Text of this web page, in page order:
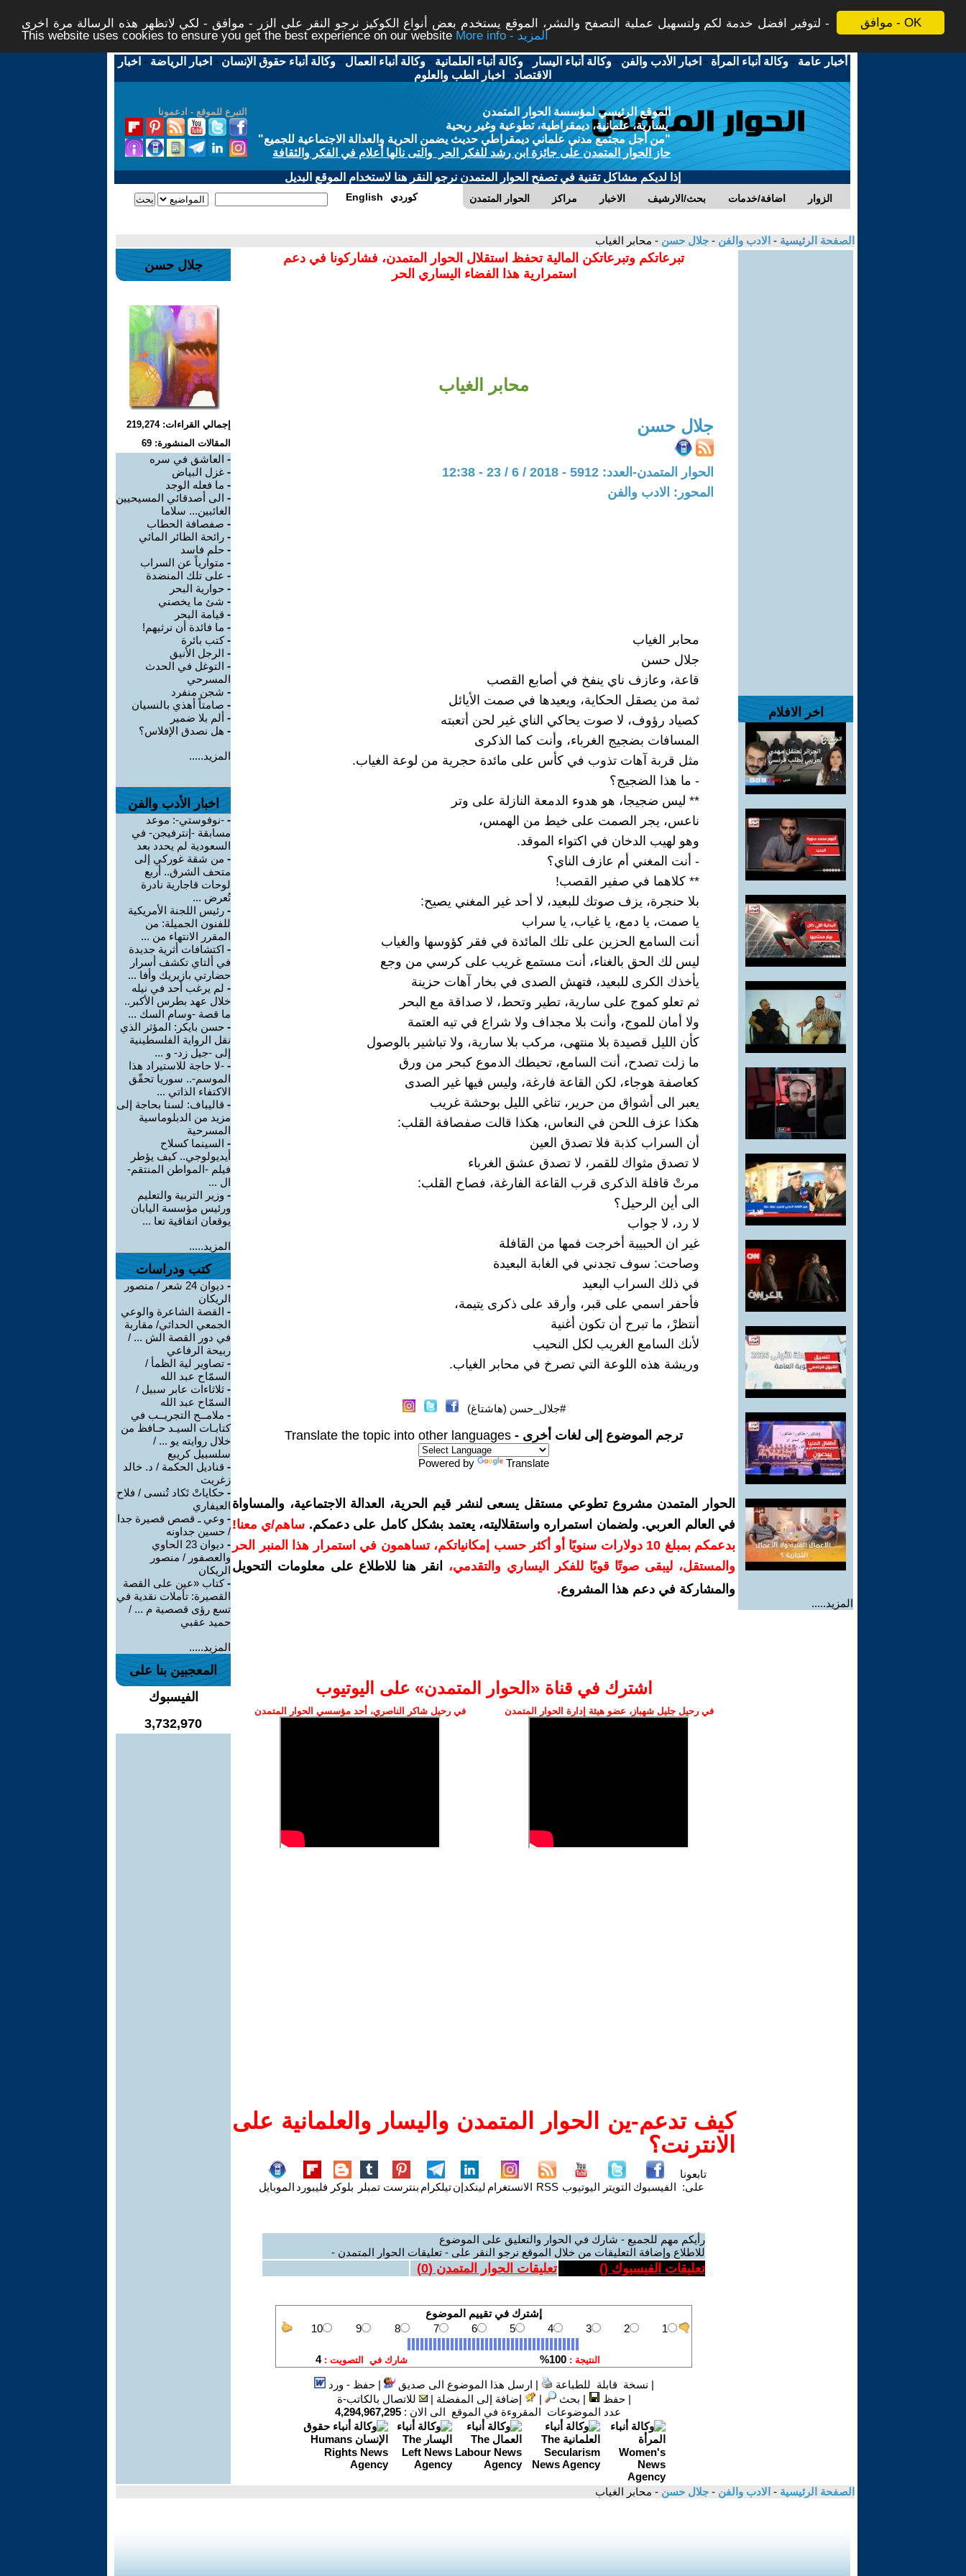
موافق - OK
لتوفير افضل خدمة لكم ولتسهيل عملية التصفح والنشر، الموقع يستخدم بعض أنواع الكوكيز نرجو النقر على الزر - موافق - لكي لاتظهر هذه الرسالة مرة اخرى -
This website uses cookies to ensure you get the best experience on our website
More info - المزيد
أخبار عامة -وكالة أنباء المرأة - اخبار الأدب والفن -وكالة أنباء اليسار -وكالة أنباء العلمانية -وكالة أنباء العمال -وكالة أنباء حقوق الإنسان - اخبار الرياضة - اخبار
الاقتصاد - اخبار الطب والعلوم
التبرع للموقع - ادعمونا
الموقع الرئيسي لمؤسسة الحوار المتمدن
يسارية، علمانية، ديمقراطية، تطوعية وغير ربحية
"من أجل مجتمع مدني علماني ديمقراطي حديث يضمن الحرية والعدالة الاجتماعية للجميع"
حاز الحوار المتمدن على جائزة ابن رشد للفكر الحر والتى نالها أعلام في الفكر والثقافة
إذا لديكم مشاكل تقنية في تصفح الحوار المتمدن نرجو النقر هنا لاستخدام الموقع البديل
الحوار المتمدن مراكز الاخبار بحث/الارشيف اضافة/خدمات الزوار English كوردي
الصفحة الرئيسية - الادب والفن - جلال حسن - محابر الغياب
اخر الافلام
المزيد.....
تبرعاتكم وتبرعاتكن المالية تحفظ استقلال الحوار المتمدن، فشاركونا في دعم
استمرارية هذا الفضاء اليساري الحر
محابر الغياب
جلال حسن
الحوار المتمدن-العدد: 5912 - 2018 / 6 / 23 - 12:38
المحور: الادب والفن
محابر الغياب
جلال حسن
قاعة، وعازف ناي ينفخ في أصابع القصب
ثمة من يصقل الحكاية، ويعيدها في صمت الأيائل
كصياد رؤوف، لا صوت يحاكي الناي غير لحن أتعبته
المسافات بضجيج الغرباء، وأنت كما الذكرى
مثل قربة آهات تذوب في كأس على مائدة حجرية من لوعة الغياب.
- ما هذا الضجيج؟
** ليس ضجيجا، هو هدوء الدمعة النازلة على وتر
ناعس، يجر الصمت على خيط من الهمس،
وهو لهيب الدخان في اكتواء الموقد.
- أنت المغني أم عازف الناي؟
** كلاهما في صفير القصب!
بلا حنجرة، يزف صوتك للبعيد، لا أحد غير المغني يصيح:
يا صمت، يا دمع، يا غياب، يا سراب
أنت السامع الحزين على تلك المائدة في فقر كؤوسها والغياب
ليس لك الحق بالغناء، أنت مستمع غريب على كرسي من وجع
يأخذك الكرى للبعيد، فتهش الصدى في بخار آهات حزينة
ثم تعلو كموج على سارية، تطير وتحط، لا صداقة مع البحر
ولا أمان للموج، وأنت بلا مجداف ولا شراع في تيه العتمة
كأن الليل قصيدة بلا منتهى، مركب بلا سارية، ولا تباشير بالوصول
ما زلت تصدح، أنت السامع، تحيطك الدموع كبحر من ورق
كعاصفة هوجاء، لكن القاعة فارغة، وليس فيها غير الصدى
يعبر الى أشواق من حرير، تناغي الليل بوحشة غريب
هكذا عزف اللحن في النعاس، هكذا قالت صفصافة القلب:
أن السراب كذبة فلا تصدق العين
لا تصدق مثواك للقمر، لا تصدق عشق الغرباء
مرتْ قافلة الذكرى قرب القاعة الفارغة، فصاح القلب:
الى أين الرحيل؟
لا رد، لا جواب
غير ان الحبيبة أخرجت فمها من القافلة
وصاحت: سوف تجدني في الغابة البعيدة
في ذلك السراب البعيد
فأحفر اسمي على قبر، وأرقد على ذكرى يتيمة،
أنتظرْ، ما تبرح أن تكون أغنية
لأنك السامع الغريب لكل النحيب
وريشة هذه اللوعة التي تصرخ في محابر الغياب.
#جلال_حسن (هاشتاغ)
ترجم الموضوع إلى لغات أخرى - Translate the topic into other languages
Powered by Translate
الحوار المتمدن مشروع تطوعي مستقل يسعى لنشر قيم الحرية، العدالة الاجتماعية، والمساواة
في العالم العربي. ولضمان استمراره واستقلاليته، يعتمد بشكل كامل على دعمكم. ساهم/ي معنا!
بدعمكم بمبلغ 10 دولارات سنويًا أو أكثر حسب إمكانياتكم، تساهمون في استمرار هذا المنبر الحر
والمستقل، ليبقى صوتًا قويًا للفكر اليساري والتقدمي،
انقر هنا للاطلاع على معلومات التحويل
والمشاركة في دعم هذا المشروع.
اشترك في قناة ‫«الحوار المتمدن» على اليوتيوب
في رحيل جليل شهباز، عضو هيئة إدارة الحوار المتمدن في رحيل شاكر الناصري، أحد مؤسسي الحوار المتمدن
كيف تدعم-ين الحوار المتمدن واليسار والعلمانية على
الانترنت؟
تابعونا
على: الفيسبوك التويتر اليوتيوب RSS الانستغرام لينكدإنتيلكرام بنترست تمبلر بلوكر فليبورد الموبايل
رأيكم مهم للجميع - شارك في الحوار والتعليق على الموضوع
للاطلاع وإضافة التعليقات من خلال الموقع نرجو النقر على - تعليقات الحوار المتمدن -
تعليقات الفيسبوك () تعليقات الحوار المتمدن (0
)
| نسخة قابلة للطباعة | ارسل هذا الموضوع الى صديق |حفظ - ورد
|حفظ | بحث | إضافة إلى المفضلة |
للاتصال بالكاتب-ة
عدد الموضوعات المقروءة في الموقع الى الان : 4,294,967,295
جلال حسن
إجمالي القراءات: 219,274
المقالات المنشورة: 69
- العاشق في سره
- غزل البياض
- ما فعله الوجد
- الى أصدقائي المسيحيين
الغائبين... سلاما
- صفصافة الحطاب
- رائحة الطائر المائي
- حلم فاسد
- متوارياً عن السراب
- على تلك المنضدة
- حوارية البحر
- شئ ما يخصني
- قيامة البحر
- ما فائدة أن نرثيهم!
-كتب بائرة
- الرجل الأنيق
- التوغل في الحدث
المسرحي
- شجن منفرد
- صامتاً أهذي بالنسيان
- ألم بلا ضمير
- هل نصدق الإفلاس؟
المزيد.....
اخبار الأدب والفن
- -نوفوستي-: موعد
مسابقة -إنترفيجن- في
السعودية لم يحدد بعد
- من شقة غوركي إلى
متحف الشرق.. أربع
لوحات قاجارية نادرة
تُعرض ...
- رئيس اللجنة الأمريكية
للفنون الجميلة: من
المقرر الانتهاء من ...
- اكتشافات أثرية جديدة
في ألتاي تكشف أسرار
حضارتي بازيريك وأفا ...
- لم يرغب أحد في نيله
خلال عهد بطرس الأكبر..
ما قصة -وسام السك ...
- حسن بايكر: المؤثر الذي
نقل الرواية الفلسطينية
إلى -جيل زد- و ...
- -لا حاجة للاستيراد هذا
الموسم-.. سوريا تحقّق
الاكتفاء الذاتي ...
- قاليباف: لسنا بحاجة إلى
مزيد من الدبلوماسية
المسرحية
- السينما كسلاح
أيديولوجي.. كيف يؤطر
فيلم -المواطن المنتقم-
ال ...
- وزير التربية والتعليم
ورئيس مؤسسة اليابان
يوقعان اتفاقية تعا ...
المزيد.....
كتب ودراسات
-
ديوان 24 شعر / منصور
الريكان
- القصة الشاعرة والوعي
الجمعي الحداثي/ مقاربة
في دور القصة الش ... /
ربيحة الرفاعي
- تصاوير لية الظمأ /
السمّاح عبد الله
- ثلاثاءات عابر سبيل /
السمّاح عبد الله
- ملامــح التجريــب في
كتابـات السيـد حـافظ من
خلال روايته يو ... /
سلسبيل كريبع
- قناديل الحكمة / د. خالد
زغريت
- حكاياتْ تَكاد تُنسى / فلاح
العيفاري
- وعي ـ قصص قصيرة جدا
/ حسين جداونه
-
ديوان 23 الحاوي
والعصفور / منصور
الريكان
-كتاب «عين على القصة
القصيرة: تأملات نقدية في
تسع رؤى قصصية م ... /
حميد عقبي
المزيد.....
المعجبين بنا على
الفيسبوك
3,732,970
الصفحة الرئيسية - الادب والفن - جلال حسن - محابر الغياب